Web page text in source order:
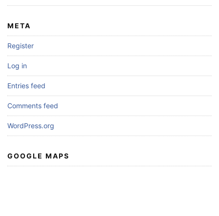
META
Register
Log in
Entries feed
Comments feed
WordPress.org
GOOGLE MAPS